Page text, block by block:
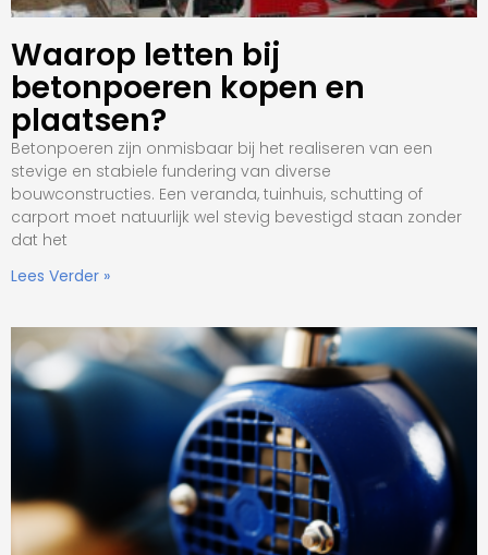
Waarop letten bij
betonpoeren kopen en
plaatsen?
Betonpoeren zijn onmisbaar bij het realiseren van een
stevige en stabiele fundering van diverse
bouwconstructies. Een veranda, tuinhuis, schutting of
carport moet natuurlijk wel stevig bevestigd staan zonder
dat het
Lees Verder »